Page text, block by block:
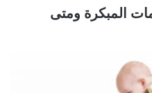
المبكرة ومتى